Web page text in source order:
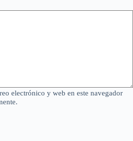
electrónico y web en este navegador